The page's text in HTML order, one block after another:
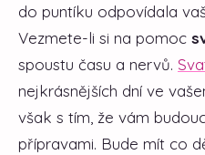
do puntíku odpovídala
Vezmete-li si na pomoc
spoustu času a nervů.
nejkrásnějších dní ve
však s tím, že vám
přípravami. Bude mít co